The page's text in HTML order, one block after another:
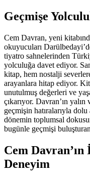
Geçmişe
Cem Davran, yeni
okuyucuları
tiyatro sahnelerinden
yolculuğa davet ediyor.
kitap, hem nostalji
arayanlara hitap ediyor.
unutulmuş değerleri ve
çıkarıyor. Davran’ın
geçmişin hatıralarıyla
dönemin toplumsal
bugünle geçmişi
Cem Davran’ın
Deneyim